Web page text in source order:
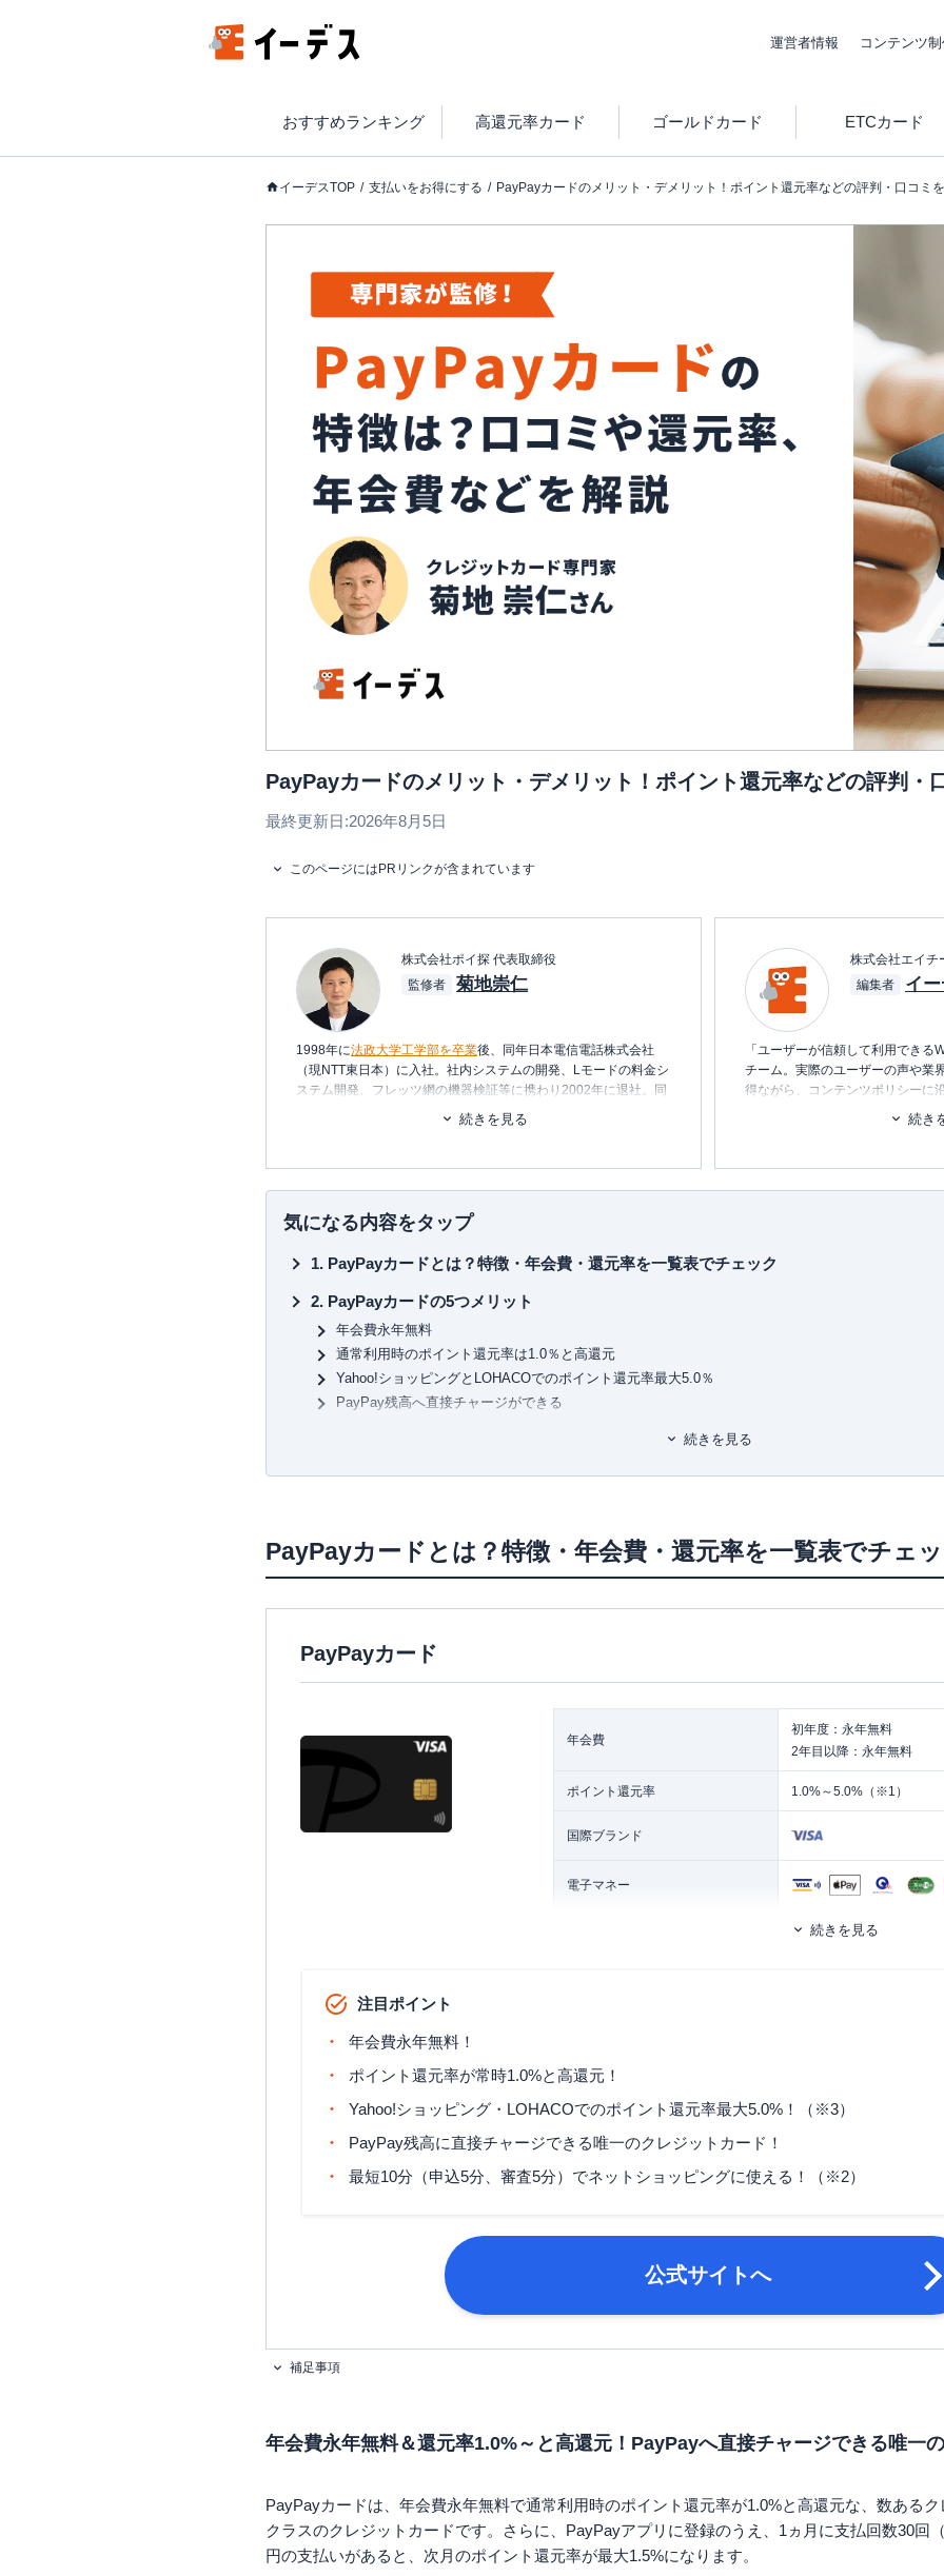
運営者情報 コンテンツ
おすすめランキング 高還元率カード ゴールドカード ETCカード
イーデスTOP 支払いをお得にする PayPayカードのメリット・デメリット！ポイント還元率などの評判・口コミ
PayPayカードのメリット・デメリット！ポイント還元率などの評判・
最終更新日:2026年8月5日
このページにはPRリンクが含まれています
株式会社ポイ探 代表取締役
監修者
菊地崇仁
1998年に法政大学工学部を卒業後、同年日本電信電話株式会社
（現NTT東日本）に入社。社内システムの開発、Lモードの料金シ
ステム開発、フレッツ網の機器検証等に携わり2002年に退社。同
年、友人と共に起業し、システムの設計・開発・運用を行う。
2011年3月代表取締役に就任。ポイント探検倶楽部に掲載されて
いるポイントは約230種類。ポイントやマイルを中立の立場で語
れる数少ない専門家として知られる。
払っている、まさにクレジットカードの専門家。
有・利用し、日々様々なメディアにて、使った人にしか分からな
い信用できる情報提供を行っています。所有されているすべての
カードを月に1度は必ず利用しながら、おトクな使い方、おすすめ
の使い方を日々研究中。
三児の父であり家計のやりくりをすべて担当。ポイントのみなら
続きを見る
株式会社エイチ
編集者
イ
「ユーザーが信頼して利用でき
チーム。実際のユーザーの声や業
得ながら、コンテンツポリシーに
ます。暮らしに関するトピックを
消し、最適な選択を支援するため
■書籍
初心者でもわかる！お金に関する
続き
気になる内容をタップ
PayPayカードとは？特徴・年会費・還元率を一覧表でチェック
PayPayカードの5つメリット
年会費永年無料
通常利用時のポイント還元率は1.0％と高還元
Yahoo!ショッピングとLOHACOでのポイント還元率最大5.0％
PayPay残高へ直接チャージができる
PayPayカード（もしくは旧ヤフーカード）をすでに持っている場合、新規入会特典の対象外になっ
PayPayカードがおすすめな人はどんな人？
PayPayカードの申込手順と必要書類
PayPayカードの締め日・引き落とし日
締め日は月末、支払い日は翌月27日
PayPayカードのキャッシング利用
PayPayカードのキャッシング枠
キャッシングの限度額の増枠
キャッシングの返済方法
PayPayカードの審査に落ちる原因
PayPayカードは一度落ちても大丈夫
学生でも申請可能
【PayPay利用者必見】PayPayカードは持っていて損なしの1枚
PayPayカードに関するFAQ（よくある質問）
PayPayカードの最大ポイント還元率5.0%の条件は？
Q.PayPayあと払いとPayPayカードの違いは何がありますか？
Q.PayPayカードとPayPayはどちらを使ったほうがお得ですか？
Q.PayPayカードでPayPayチャージをした場合ポイントはつかないですか？
Q.PayPayカードの審査状況はどこで確認できますか？
PayPayカードの口コミ（7件）
続きを見る
PayPayカードとは？特徴・年会費・還元率を一覧表でチェ
PayPayカード
年会費
初年度：永年無料
2年目以降：永年無料
ポイント還元率 1.0%～5.0%（※1）
国際ブランド
電子マネー
最短10分(申込5分、審査5
ETCカード年会費
ETCカード発行期間 1週間～10日程度
旅行傷害保険
ポイント名 PayPayポイント
締め日・支払日
・日本国内在住の満18歳以
・ご本人様または配偶者
続きを見る
注目ポイント
年会費永年無料！
ポイント還元率が常時1.0%と高還元！
Yahoo!ショッピング・LOHACOでのポイント還元率最大5.0%！（※3）
PayPay残高に直接チャージできる唯一のクレジットカード！
最短10分（申込5分、審査5分）でネットショッピングに使える！（※2）
公式サイトへ
補足事項
年会費永年無料＆還元率1.0%～と高還元！PayPayへ直接チャージできる唯一の
PayPayカードは、年会費永年無料で通常利用時のポイント還元率が1.0%と高還元な、数ある
クラスのクレジットカードです。さらに、PayPayアプリに登録のうえ、1ヵ月に支払回数30回
円の支払いがあると、次月のポイント還元率が最大1.5%になります。